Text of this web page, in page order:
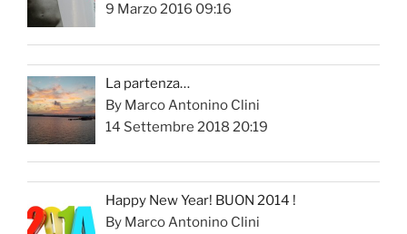
9 Marzo 2016 09:16
La partenza…
By Marco Antonino Clini
14 Settembre 2018 20:19
Happy New Year! BUON 2014 !
By Marco Antonino Clini